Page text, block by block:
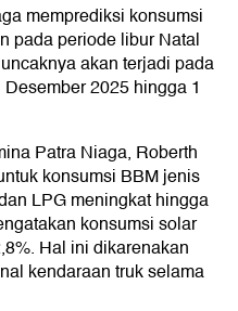
memprediksi konsumsi
pada periode libur Natal
akan terjadi pada
2025 hingga 1
Patra Niaga, Roberth
konsumsi BBM jenis
LPG meningkat hingga
konsumsi solar
Hal ini dikarenakan
kendaraan truk selama